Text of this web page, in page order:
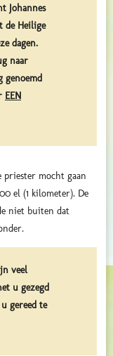
Johannes
de Heilige
dagen.
naar
genoemd
EEN
priester mocht gaan
el (1 kilometer). De
niet buiten dat
veel
u gezegd
gereed te